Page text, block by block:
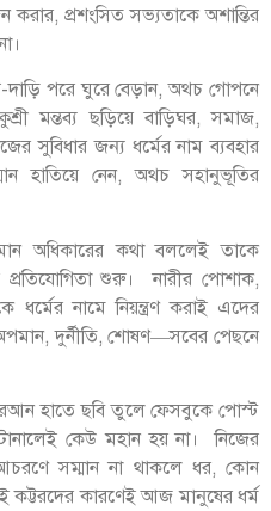
করার, প্রশংসিত সভ্যতাকে অশান্তির
দাড়ি পরে ঘুরে বেড়ান, অথচ গোপনে
মন্তব্য ছড়িয়ে বাড়িঘর, সমাজ,
সুবিধার জন্য ধর্মের নাম ব্যবহার
হাতিয়ে নেন, অথচ সহানুভূতির
অধিকারের কথা বললেই তাকে
প্রতিযোগিতা শুরু। নারীর পোশাক,
ধর্মের নামে নিয়ন্ত্রণ করাই এদের
দুর্নীতি, শোষণ—সবের পেছনে
হাতে ছবি তুলে ফেসবুকে পোস্ট
কেউ মহান হয় না। নিজের
সম্মান না থাকলে ধর, কোন
কারণেই আজ মানুষের ধর্ম